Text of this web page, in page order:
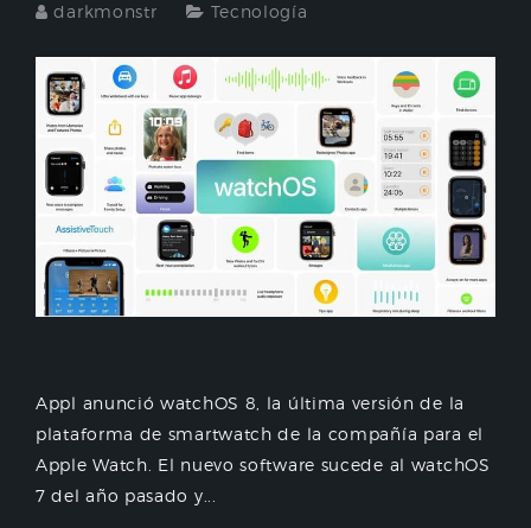
darkmonstr Tecnología
Appl anunció watchOS 8, la última versión de la
plataforma de smartwatch de la compañía para el
Apple Watch. El nuevo software sucede al watchOS
7 del año pasado y...